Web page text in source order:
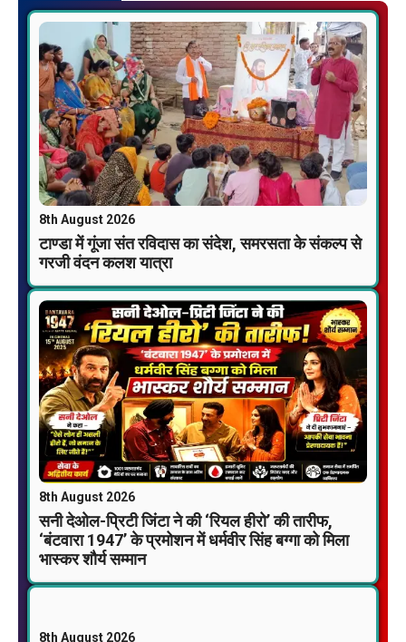
8th August 2026
टाण्डा में गूंजा संत रविदास का संदेश, समरसता के संकल्प से
गरजी वंदन कलश यात्रा
8th August 2026
सनी देओल-प्रिटी जिंटा ने की ‘रियल हीरो’ की तारीफ,
‘बंटवारा 1947’ के प्रमोशन में धर्मवीर सिंह बग्गा को मिला
भास्कर शौर्य सम्मान
8th August 2026